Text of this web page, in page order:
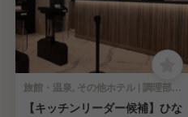
旅館・温泉, その他ホテル | 調理部門 | キッチンスタッフ
【キッチンリーダー候補】ひな